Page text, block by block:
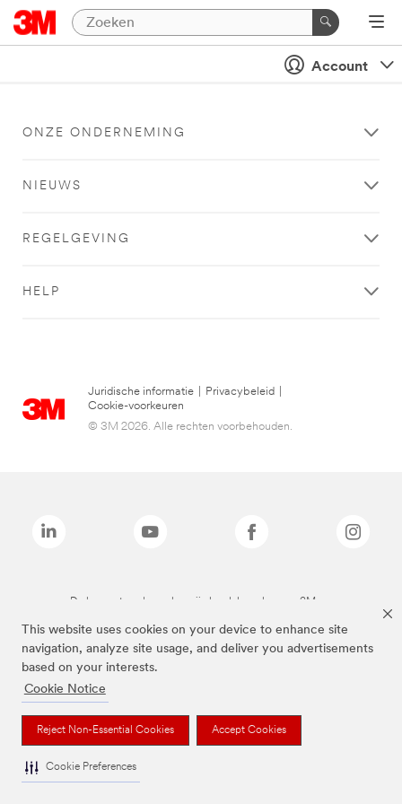
This website uses cookies on your device to enhance site
navigation, analyze site usage, and deliver you advertisements
based on your interests.
Cookie Notice
Reject Non-Essential Cookies Accept Cookies
Cookie Preferences
Account
ONZE ONDERNEMING
NIEUWS
REGELGEVING
HELP
Juridische informatie Privacybeleid
Cookie-voorkeuren
© 3M 2026. Alle rechten voorbehouden.
De bovenstaande merken zijn handelsmerken van 3M.we